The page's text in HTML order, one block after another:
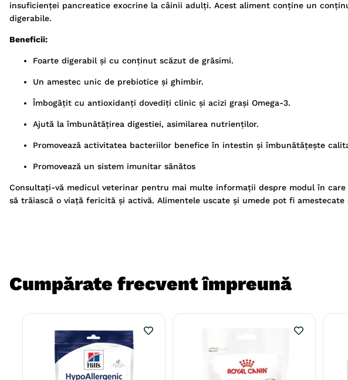
insuficienței pancreatice exocrine la câinii adulți. Acest aliment conține un
digerabile.
Beneficii:
Foarte digerabil și cu conținut scăzut de grăsimi.
Un amestec unic de prebiotice și ghimbir.
Îmbogățit cu antioxidanți dovediți clinic și acizi grași Omega-3.
Ajută la îmbunătățirea digestiei, asimilarea nutrienților.
Promovează activitatea bacteriilor benefice în intestin și îmbunătățește
Promovează un sistem imunitar sănătos
Consultați-vă medicul veterinar pentru mai multe informații despre modul în
să trăiască o viață fericită și activă. Alimentele uscate și umede pot fi amestecate
Cumpărate frecvent împreună